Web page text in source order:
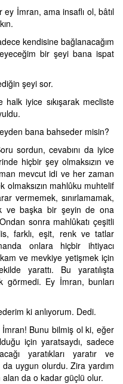
İmran, ama insaflı ol, bâtıl
kendisine bağlanacağım
bir şeyi bana ispat
şeyi sor.
iyice sıkışarak mecliste
bana bahseder misin?
sordun, cevabını da iyice
hiçbir şey olmaksızın ve
mevcut idi ve her zaman
olmaksızın mahlûku muhtelif
vermemek, sınırlamamak,
ve başka bir şeyin de ona
sonra mahlûkatı çeşitli
farklı, eşit, renk ve tatlar
onlara hiçbir ihtiyacı
ve mevkiye yetişmek için
yarattı. Bu yaratılışta
görmedi. Ey İmran, bunları
ki anlıyorum. Dedi.
Bunu bilmiş ol ki, eğer
için yaratsaydı, sadece
yaratıkları yaratır ve
da uygun olurdu. Zira yardım
da o kadar güçlü olur.